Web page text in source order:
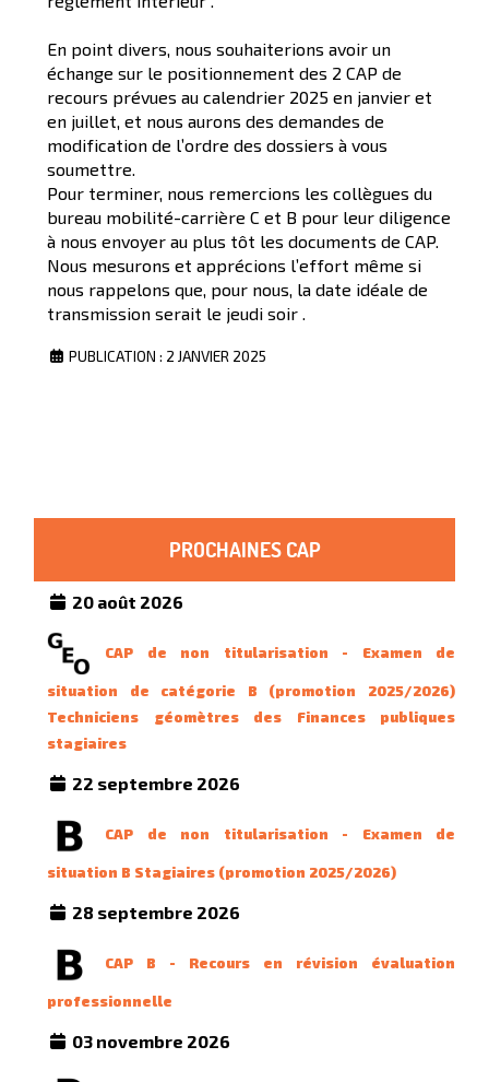
En point divers, nous souhaiterions avoir un
échange sur le positionnement des 2 CAP de
recours prévues au calendrier 2025 en janvier et
en juillet, et nous aurons des demandes de
modification de l’ordre des dossiers à vous
soumettre.
Pour terminer, nous remercions les collègues du
bureau mobilité-carrière C et B pour leur diligence
à nous envoyer au plus tôt les documents de CAP.
Nous mesurons et apprécions l’effort même si
nous rappelons que, pour nous, la date idéale de
transmission serait le jeudi soir .
PUBLICATION : 2 JANVIER 2025
PROCHAINES CAP
20 août 2026
CAP de non titularisation - Examen de
situation de catégorie B (promotion 2025/2026)
Techniciens géomètres des Finances publiques
stagiaires
22 septembre 2026
CAP de non titularisation - Examen de
situation B Stagiaires (promotion 2025/2026)
28 septembre 2026
CAP B - Recours en révision évaluation
professionnelle
03 novembre 2026